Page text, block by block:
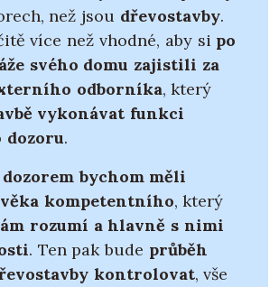
než jsou dřevostavby.
více než vhodné, aby si po
svého domu zajistili za
odborníka, který
vykonávat funkci
dozoru.
bychom měli
kompetentního, který
rozumí a hlavně s nimi
. Ten pak bude průběh
kontrolovat, vše